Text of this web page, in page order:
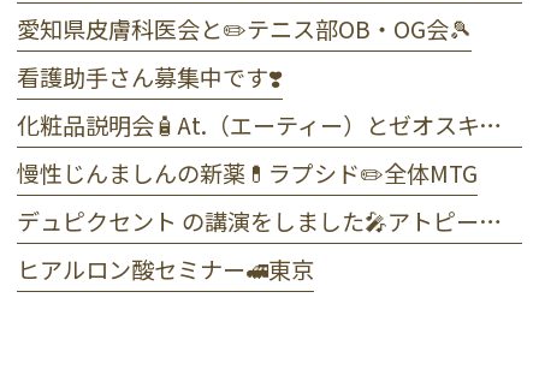
愛知県皮膚科医会と✏️テニス部OB・OG会🎾
看護助手さん募集中です❣️
化粧品説明会🧴At.（エーティー）とゼオスキンヘルス
慢性じんましんの新薬💊ラプシド✏️全体MTG
デュピクセント の講演をしました🎤アトピー性皮膚炎
ヒアルロン酸セミナー🚅東京